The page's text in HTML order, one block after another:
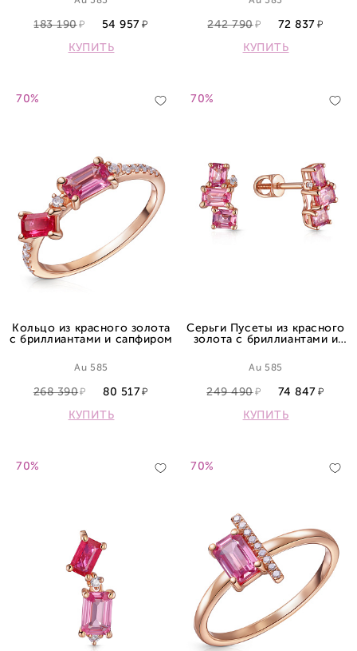
183 190
54 957
КУПИТЬ
242 790
72 837
КУПИТЬ
70%
Кольцо из красного золота
с бриллиантами и сапфиром
Au 585
268 390
80 517
КУПИТЬ
70%
Серьги Пусеты из красного
золота с бриллиантами и
Au 585
249 490
74 847
КУПИТЬ
70% 70%